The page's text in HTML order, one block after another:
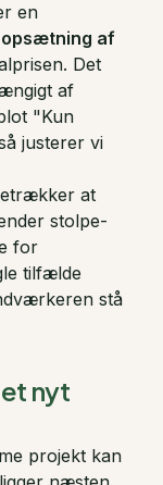
en
opsætning af
Det
af
"Kun
justerer vi
at
stolpe-
for
tilfælde
stå
nyt
projekt kan